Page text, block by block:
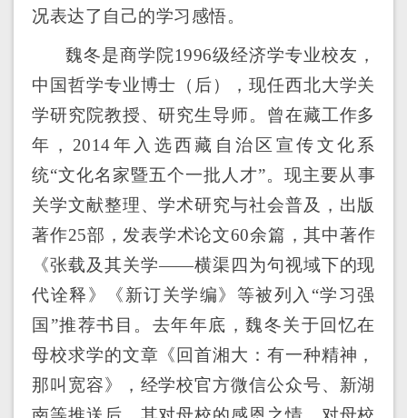
况表达了自己的学习感悟。
魏冬是商学院1996级经济学专业校友，
中国哲学专业博士（后），现任西北大学关
学研究院教授、研究生导师。曾在藏工作多
年，2014年入选西藏自治区宣传文化系
统“文化名家暨五个一批人才”。现主要从事
关学文献整理、学术研究与社会普及，出版
著作25部，发表学术论文60余篇，其中著作
《张载及其关学——横渠四为句视域下的现
代诠释》《新订关学编》等被列入“学习强
国”推荐书目。去年年底，魏冬关于回忆在
母校求学的文章《回首湘大：有一种精神，
那叫宽容》，经学校官方微信公众号、新湖